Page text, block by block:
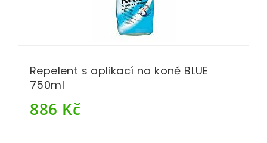
Repelent s aplikací na koně BLUE
750ml
886 Kč